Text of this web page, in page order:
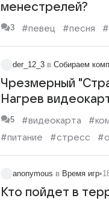
менестрелей?
3 #певец #песня
der_12_3 в Собираем
Чрезмерный
Нагрев
5 #видеокарта
#питание
#стресс
#игра
#мастер
anonymous в Время игр•
Кто пойдет в